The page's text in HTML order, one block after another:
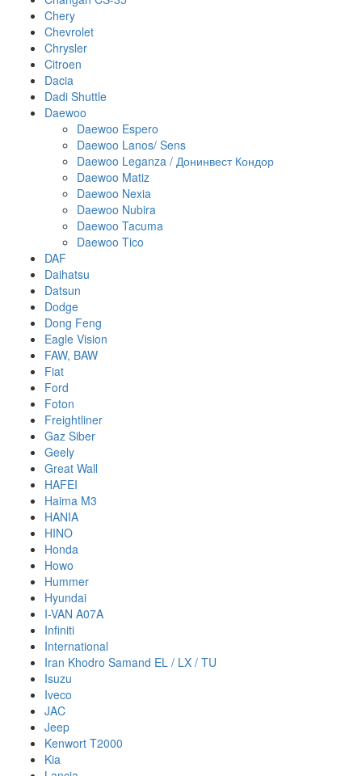
Chery
Chevrolet
Chrysler
Citroen
Dacia
Dadi Shuttle
Daewoo
Daewoo Espero
Daewoo Lanos/ Sens
Daewoo Leganza / Донинвест Кондор
Daewoo Matiz
Daewoo Nexia
Daewoo Nubira
Daewoo Tacuma
Daewoo Tico
DAF
Daihatsu
Datsun
Dodge
Dong Feng
Eagle Vision
FAW, BAW
Fiat
Ford
Foton
Freightliner
Gaz Siber
Geely
Great Wall
HAFEI
Haima M3
HANIA
HINO
Honda
Howo
Hummer
Hyundai
I-VAN A07A
Infiniti
International
Iran Khodro Samand EL / LX / TU
Isuzu
Iveco
JAC
Jeep
Kenwort T2000
Kia